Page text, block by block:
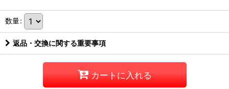
数量:
返品・交換に関する重要事項
カートに入れる